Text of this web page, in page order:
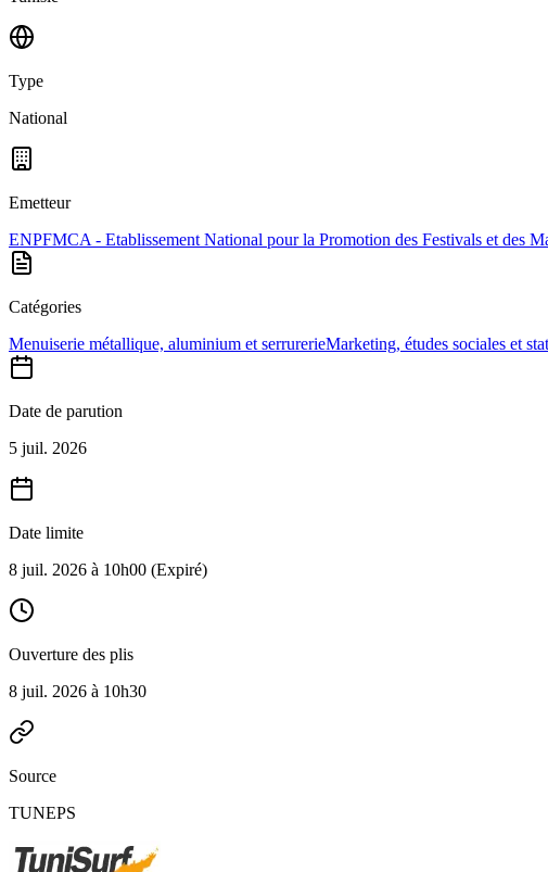
Type
National
Emetteur
ENPFMCA - Etablissement National pour la Promotion des Festivals et des
Catégories
Menuiserie métallique, aluminium et serrurerieMarketing, études sociales et
Date de parution
5 juil. 2026
Date limite
8 juil. 2026 à 10h00 (Expiré)
Ouverture des plis
8 juil. 2026 à 10h30
Source
TUNEPS